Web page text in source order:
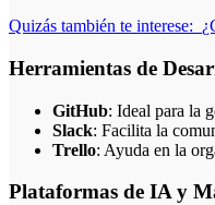
Quizás también te interese:
Herramientas de
GitHub: Ideal para la
Slack: Facilita la
Trello: Ayuda en la
Plataformas de IA y